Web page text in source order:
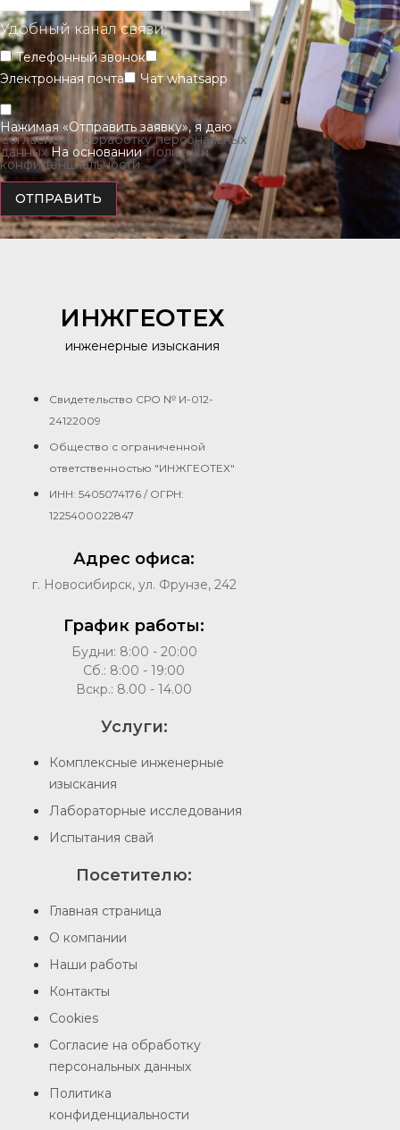
Удобный канал связи:
Телефонный звонок
Электронная почта
Чат whatsapp
Нажимая «Отправить заявку», я даю
Согласие на обработку персональных
данныхНа основанииПолитики
конфиденциальности
ОТПРАВИТЬ
ИНЖГЕОТЕХ
инженерные изыскания
Свидетельство СРО № И-012-
24122009
Общество с ограниченной
ответственностью "ИНЖГЕОТЕХ"
ИНН: 5405074176 / ОГРН:
1225400022847
Адрес офиса:
г. Новосибирск, ул. Фрунзе, 242
График работы:
Будни: 8:00 - 20:00
Сб.: 8:00 - 19:00
Вскр.: 8.00 - 14.00
Услуги:
Комплексные инженерные
изыскания
Лабораторные исследования
Испытания свай
Посетителю:
Главная страница
О компании
Наши работы
Контакты
Cookies
Согласие на обработку
персональных данных
Политика
конфиденциальности